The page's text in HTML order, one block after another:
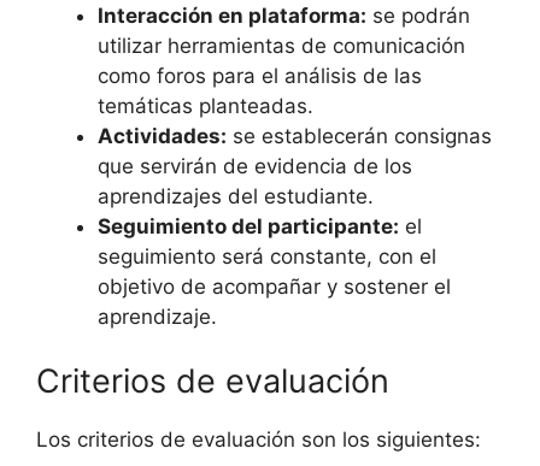
Interacción en plataforma: se podrán
utilizar herramientas de comunicación
como foros para el análisis de las
temáticas planteadas.
Actividades: se establecerán consignas
que servirán de evidencia de los
aprendizajes del estudiante.
Seguimiento del participante: el
seguimiento será constante, con el
objetivo de acompañar y sostener el
aprendizaje.
Criterios de evaluación
Los criterios de evaluación son los siguientes: